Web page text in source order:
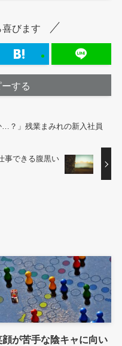
びます
する
…？」残業まみれの新入社員
事できる腹黒い
顔が苦手な陰キャに向い